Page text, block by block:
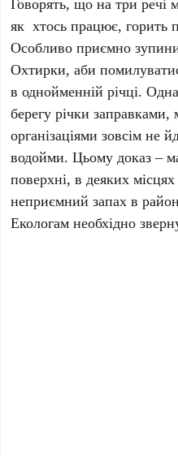
як хтось працює, горить
Особливо приємно
Охтирки, аби
в однойменній річці.
берегу річки
організаціями зовсім не
водойми. Цьому доказ –
поверхні, в деяких
неприємний запах в
Екологам необхідно